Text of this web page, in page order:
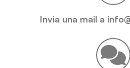
Invia una mail a